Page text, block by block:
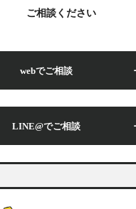
ご相談ください
webでご相談
LINE@でご相談